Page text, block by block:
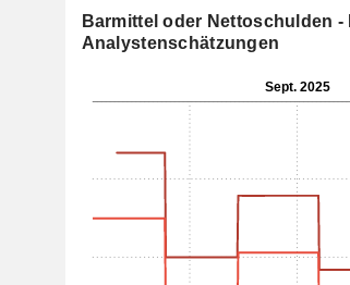
Barmittel oder Nettoschulden
Analystenschätzungen